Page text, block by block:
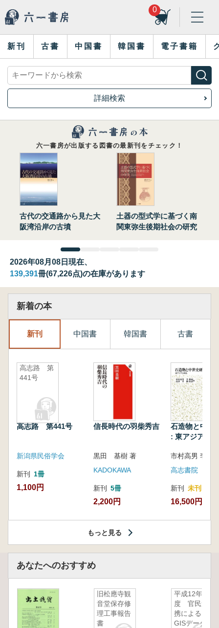
0
新刊 古書 中国書 韓国書 電子書籍
詳細検索
六一書房が出版する図書の最新刊をチェック！
古代の交通路から見た大
阪湾沿岸の古墳
土器の型式学に基づく南
関東弥生後期社会の研究
2026年08月08日現在、
139,391冊(67,226点)の在庫があります
新着の本
新刊 中国書 韓国書 古書
高志路 第
441号
高志路 第441号
新潟県民俗学会
新刊 1冊
1,100円
信長時代の羽柴秀吉
黒田 基樹 著
KADOKAWA
新刊 5冊
2,200円
石造物と中世
: 東アジアと
高志書院
新刊 未刊
16,500円
もっと見る
あなたへのおすすめ
旧松應寺観
音堂保存修
理工事報告
書
平成12年
度 官民連
携による
GISデータ